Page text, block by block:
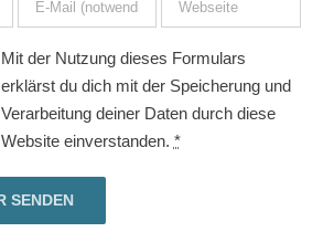
Mit der Nutzung dieses Formulars
erklärst du dich mit der Speicherung und
Verarbeitung deiner Daten durch diese
Website einverstanden. *